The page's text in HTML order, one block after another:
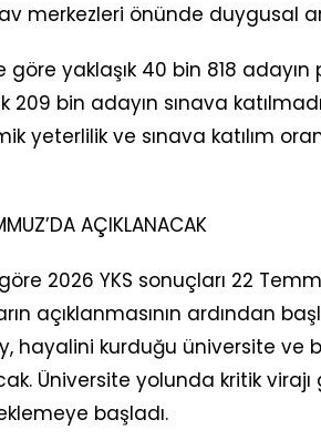
merkezleri önünde duygusal
göre yaklaşık 40 bin 818
209 bin adayın sınava
yeterlilik ve sınava katılım
AÇIKLANACAK
2026 YKS sonuçları 22
açıklanmasının ardından
hayalini kurduğu üniversite ve
Üniversite yolunda kritik
başladı.